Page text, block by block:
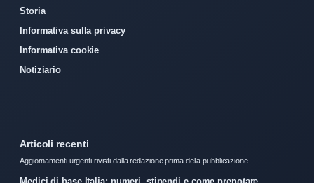
Storia
Informativa sulla privacy
Informativa cookie
Notiziario
Articoli recenti
Aggiornamenti urgenti rivisti dalla redazione prima della pubblicazione.